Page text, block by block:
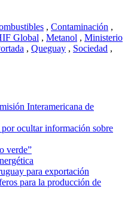
, Contaminación ,
Global , Metanol , Ministerio
, Queguay , Sociedad ,
Interamericana de
ocultar información sobre
verde”
para exportación
para la producción de